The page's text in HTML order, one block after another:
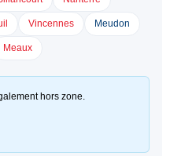
Vincennes Meudon
Meaux
hors zone.